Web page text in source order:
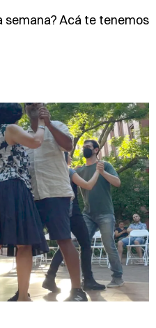
semana? Acá te tenemos